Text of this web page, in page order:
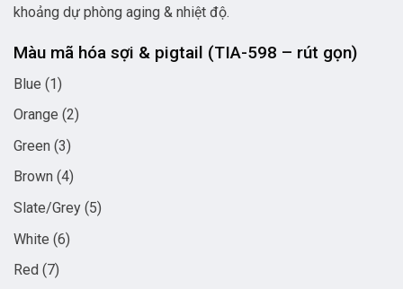
khoảng dự phòng aging & nhiệt độ.
Màu mã hóa sợi & pigtail (TIA-598 – rút gọn)
Blue (1)
Orange (2)
Green (3)
Brown (4)
Slate/Grey (5)
White (6)
Red (7)